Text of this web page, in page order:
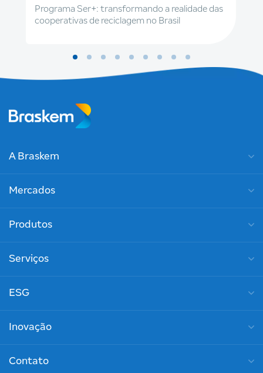
Programa Ser+: transformando a realidade das
cooperativas de reciclagem no Brasil
A Braskem
Mercados
Produtos
Serviços
ESG
Inovação
Contato